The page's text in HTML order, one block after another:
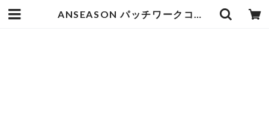
ANSEASON パッチワークコート | goodbadstore